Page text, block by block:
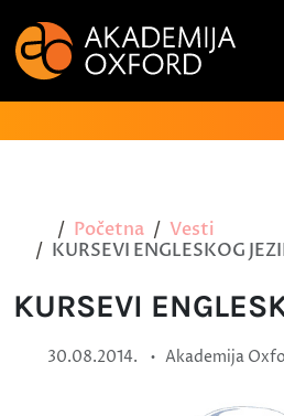
Početna
Vesti
KURSEVI ENGLESKOG
KURSEVI
30.08.2014. • Akademija